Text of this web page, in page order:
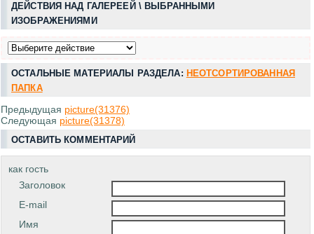
ДЕЙСТВИЯ НАД ГАЛЕРЕЕЙ \ ВЫБРАННЫМИ
ИЗОБРАЖЕНИЯМИ
ОСТАЛЬНЫЕ МАТЕРИАЛЫ РАЗДЕЛА: НЕОТСОРТИРОВАННАЯ
ПАПКА
Предыдущая picture(31376)
Следующая picture(31378)
ОСТАВИТЬ КОММЕНТАРИЙ
как гость
Заголовок
E-mail
Имя